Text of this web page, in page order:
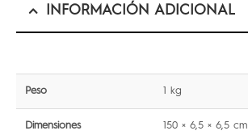
INFORMACIÓN ADICIONAL
Peso 1 kg
Dimensiones 150 × 6,5 × 6,5 cm